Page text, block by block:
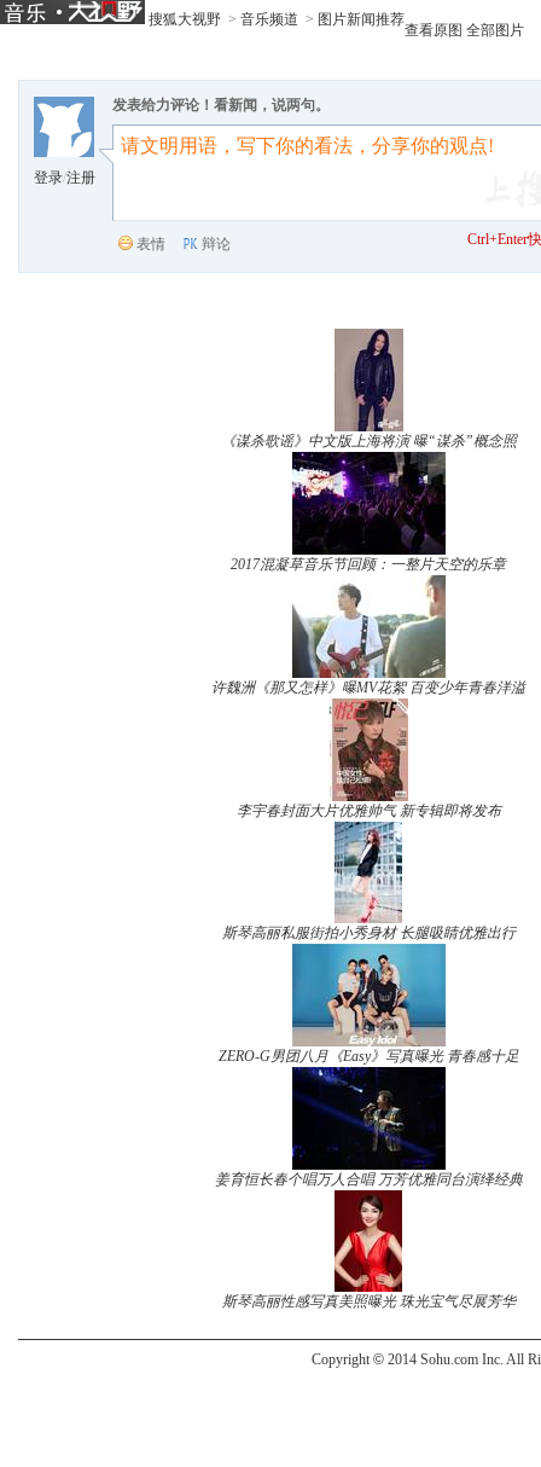
搜狐大视野 > 音乐频道 > 图片新闻推荐
查看原图 全部图片
登录/注册
发表给力评论！看新闻，说两句。
表情 辩论 Ctrl+Enter
《谋杀歌谣》中文版上海将演 曝“谋杀”概念照
2017混凝草音乐节回顾：一整片天空的乐章
许魏洲《那又怎样》曝MV花絮 百变少年青春洋溢
李宇春封面大片优雅帅气 新专辑即将发布
斯琴高丽私服街拍小秀身材 长腿吸睛优雅出行
ZERO-G男团八月《Easy》写真曝光 青春感十足
姜育恒长春个唱万人合唱 万芳优雅同台演绎经典
斯琴高丽性感写真美照曝光 珠光宝气尽展芳华
Copyright © 2014 Sohu.com Inc. All